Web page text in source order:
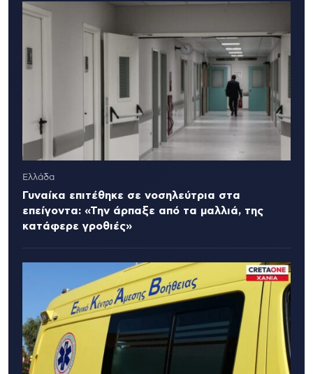
Ελλάδα
Γυναίκα επιτέθηκε σε νοσηλεύτρια στα
επείγοντα: «Την άρπαξε από τα μαλλιά, της
κατάφερε γροθιές»